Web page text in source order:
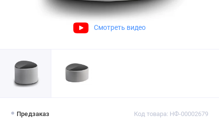
Смотреть видео
Предзаказ Код товара: НФ-00002679